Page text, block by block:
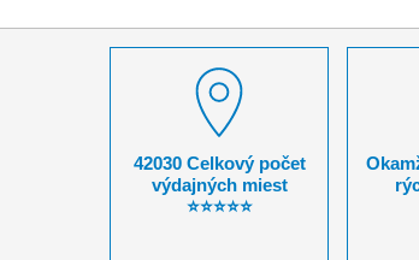
42030 Celkový počet
výdajných miest
⭐⭐⭐⭐⭐